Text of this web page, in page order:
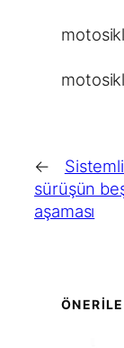
←
Sistemli
sürüşün
aşaması